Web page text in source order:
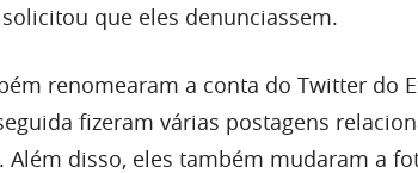
que eles denunciassem.
renomearam a conta do Twitter do
fizeram várias postagens
Além disso, eles também mudaram a